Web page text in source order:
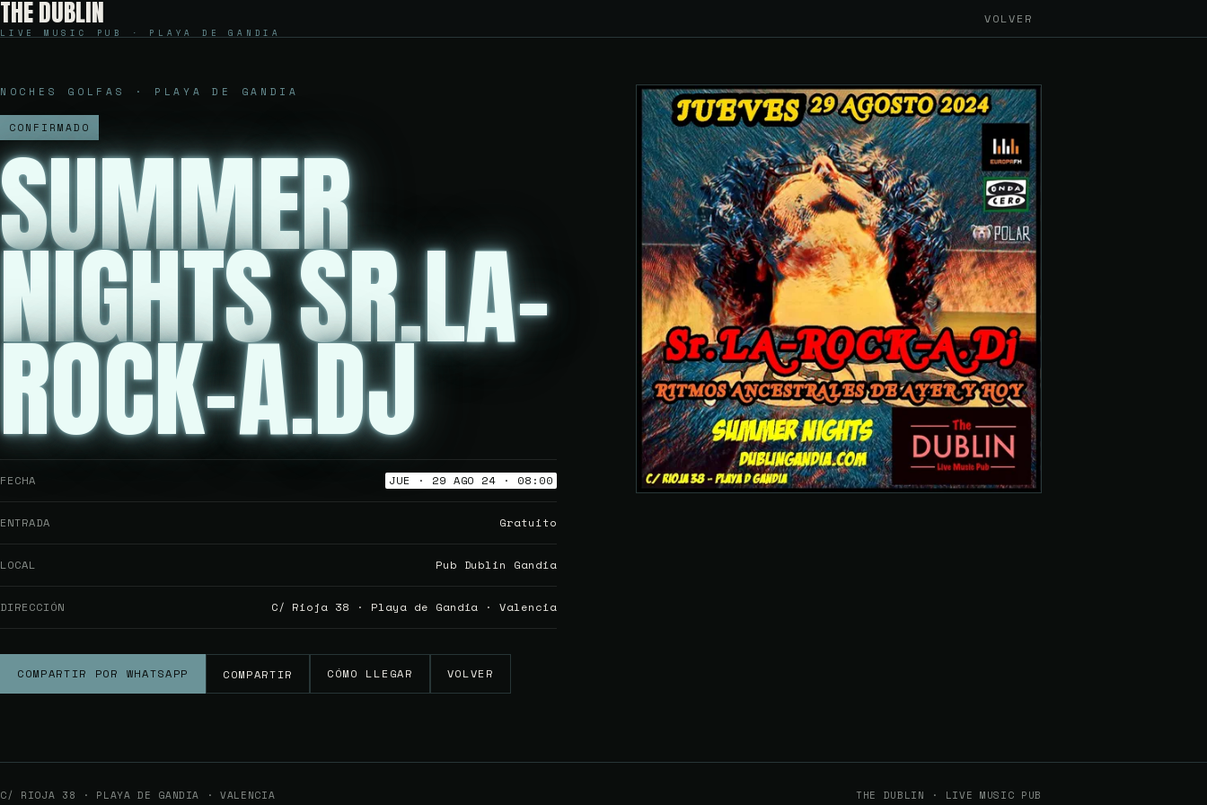
THE DUBLIN
LIVE MUSIC PUB · PLAYA DE GANDIA
VOLVER
NOCHES GOLFAS · PLAYA DE GANDIA
CONFIRMADO
SUMMER
NIGHTS SR.LA-
ROCK-A.DJ
FECHA JUE · 29 AGO 24 · 08:00
ENTRADA Gratuito
LOCAL Pub Dublin Gandia
DIRECCIÓN C/ Rioja 38 · Playa de Gandia · Valencia
COMPARTIR POR WHATSAPP COMPARTIR CÓMO LLEGAR VOLVER
C/ RIOJA 38 · PLAYA DE GANDIA · VALENCIA THE DUBLIN · LIVE MUSIC PUB